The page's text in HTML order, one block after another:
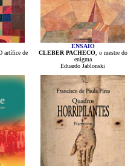
artífice de
ENSAIO
CLEBER PACHECO, o mestre do
enigma
Eduardo Jablonski